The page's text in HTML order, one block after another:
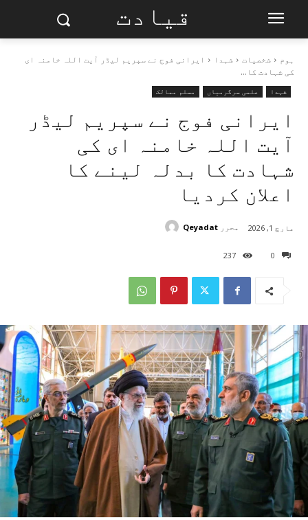
قیادت
ہوم شخصیات ︎شہدا
ایرانی فوج نے سپریم لیڈر آیت اللہ خامنہ ای
کی شہادت کا...
︎شہدا علمی سرگرمیاں مسلم ممالک
ایرانی فوج نے سپریم لیڈر
آیت اللہ خامنہ ای کی
شہادت کا بدلہ لینے کا
اعلان کردیا
0
237
مارچ 1, 2026 محرر Qeyadat